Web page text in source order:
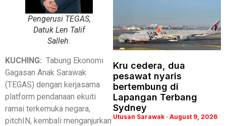
Pengerusi TEGAS,
Datuk Len Talif
Salleh.
KUCHING: Tabung Ekonomi
Gagasan Anak Sarawak
(TEGAS) dengan kerjasama
platform pendanaan ekuiti
ramai terkemuka negara,
pitchIN, kembali menganjurkan
Kru cedera, dua
pesawat nyaris
bertembung di
Lapangan Terbang
Sydney
Utusan Sarawak August 9, 2026